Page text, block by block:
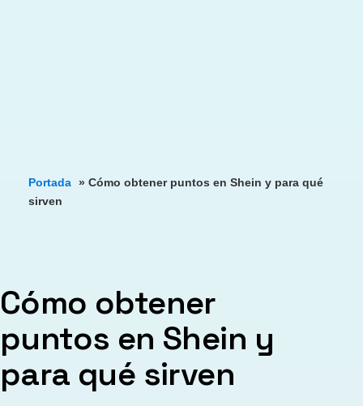
Portada » Cómo obtener puntos en Shein y para qué
sirven
Cómo obtener
puntos en Shein y
para qué sirven